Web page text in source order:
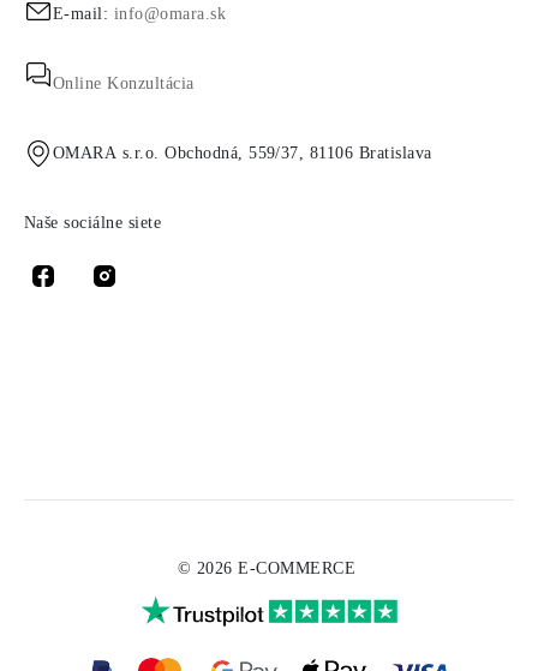
E-mail: info@omara.sk
Online Konzultácia
OMARA s.r.o. Obchodná, 559/37, 81106 Bratislava
Naše sociálne siete
© 2026 E-COMMERCE